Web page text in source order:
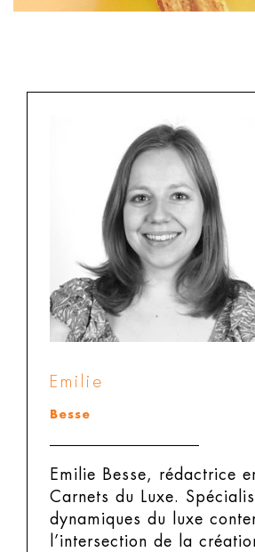
Emilie
Besse
Emilie Besse, rédactrice
Carnets du Luxe.
dynamiques du luxe
l’intersection de la